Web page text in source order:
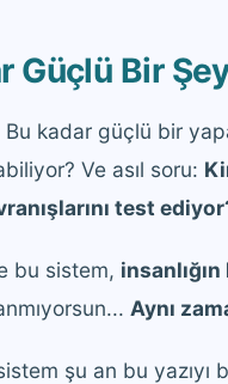
Güçlü Bir
Bu kadar güçlü bir
Ve asıl soru:
test
bu sistem,
Aynı
şu an bu yazıyı